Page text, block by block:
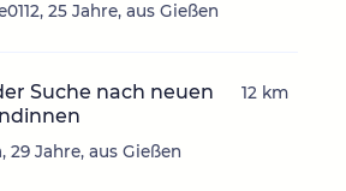
25 Jahre, aus Gießen
Suche nach neuen
29 Jahre, aus Gießen
12 km